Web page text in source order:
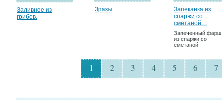
Заливное из
грибов.
Зразы
Запеканка из
спаржи со
сметаной....
Запеченный фарш
из спаржи со
сметаной.
1 2 3 4 5 6 7